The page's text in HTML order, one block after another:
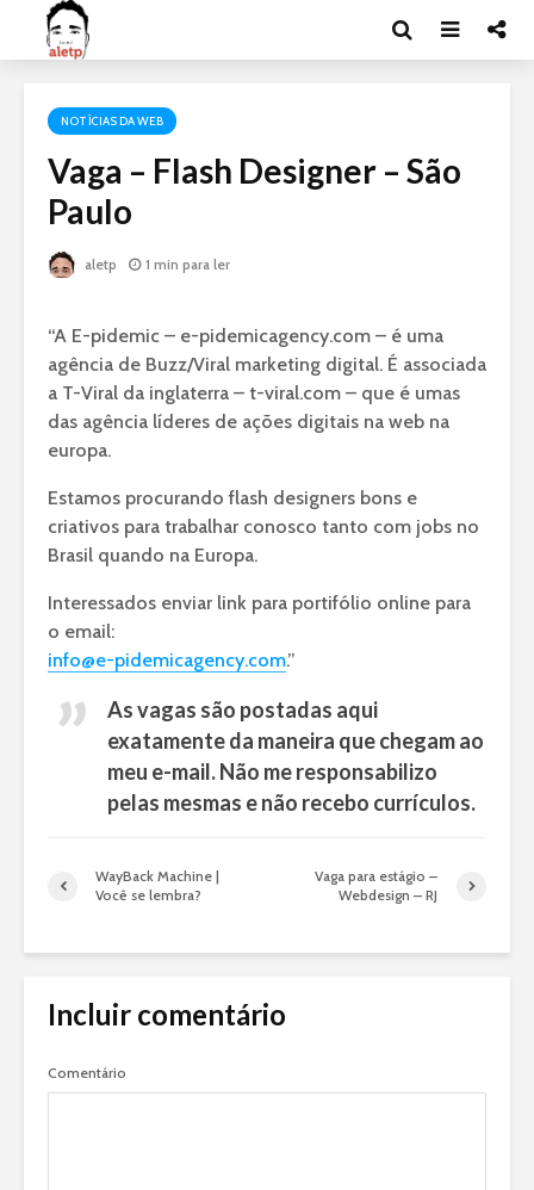
NOTÍCIAS DA WEB
Vaga – Flash Designer – São
Paulo
aletp 1 min para ler
“A E-pidemic – e-pidemicagency.com – é uma
agência de Buzz/Viral marketing digital. É associada
a T-Viral da inglaterra – t-viral.com – que é umas
das agência líderes de ações digitais na web na
europa.
Estamos procurando flash designers bons e
criativos para trabalhar conosco tanto com jobs no
Brasil quando na Europa.
Interessados enviar link para portifólio online para
o email:
info@e-pidemicagency.com.”
As vagas são postadas aqui
exatamente da maneira que chegam ao
meu e-mail. Não me responsabilizo
pelas mesmas e não recebo currículos.
WayBack Machine |
Você se lembra?
Vaga para estágio –
Webdesign – RJ
Incluir comentário
Comentário